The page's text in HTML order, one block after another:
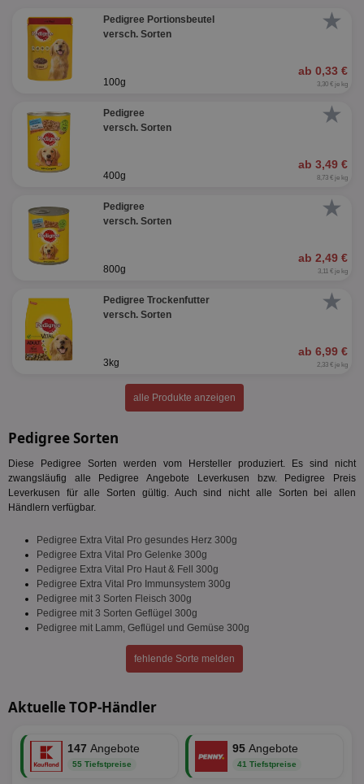
★
Pedigree Portionsbeutel
versch. Sorten
ab 0,33 €
100g 3,30 € je kg
★
Pedigree
versch. Sorten
ab 3,49 €
400g 8,73 € je kg
★
Pedigree
versch. Sorten
ab 2,49 €
800g 3,11 € je kg
★
Pedigree Trockenfutter
versch. Sorten
ab 6,99 €
3kg 2,33 € je kg
alle Produkte anzeigen
Pedigree Sorten
Diese Pedigree Sorten werden vom Hersteller produziert. Es sind nicht
zwangsläufig alle Pedigree Angebote Leverkusen bzw. Pedigree Preis
Leverkusen für alle Sorten gültig. Auch sind nicht alle Sorten bei allen
Händlern verfügbar.
Pedigree Extra Vital Pro gesundes Herz 300g
Pedigree Extra Vital Pro Gelenke 300g
Pedigree Extra Vital Pro Haut & Fell 300g
Pedigree Extra Vital Pro Immunsystem 300g
Pedigree mit 3 Sorten Fleisch 300g
Pedigree mit 3 Sorten Geflügel 300g
Pedigree mit Lamm, Geflügel und Gemüse 300g
fehlende Sorte melden
Aktuelle TOP-Händler
147 Angebote
55 Tiefstpreise
95 Angebote
41 Tiefstpreise